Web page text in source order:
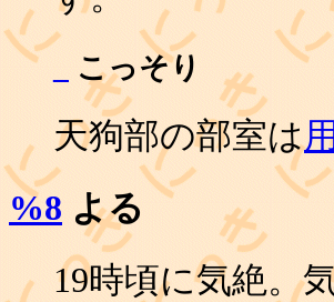
こっそり
天狗部の部室は
%8 よる
19時頃に気絶。